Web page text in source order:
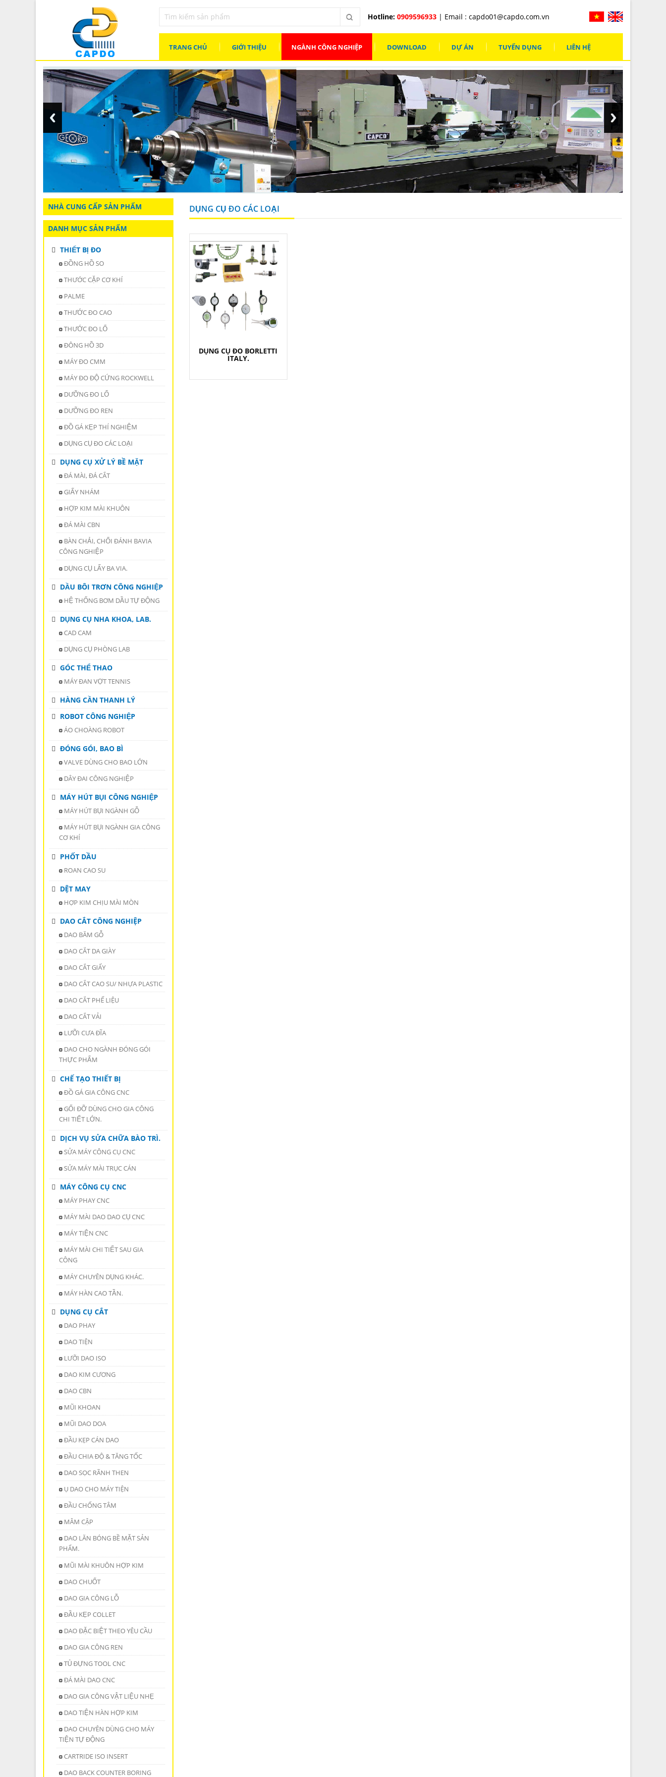
Hotline:0909596933 | Email :capdo01@capdo.com.vn
TRANG CHỦ GIỚI THIỆU NGÀNH CÔNG NGHIỆP DOWNLOAD DỰ ÁN TUYỂN DỤNG LIÊN HỆ
NHÀ CUNG CẤP SẢN PHẨM
DANH MỤC SẢN PHẨM
THIẾT BỊ ĐO
ĐỒNG HỒ SO
THƯỚC CẶP CƠ KHÍ
PALME
THƯỚC ĐO CAO
THƯỚC ĐO LỔ
ĐÔNG HỒ 3D
MÁY ĐO CMM
MÁY ĐO ĐỘ CỨNG ROCKWELL
DƯỠNG ĐO LỔ
DƯỠNG ĐO REN
ĐỒ GÁ KẸP THÍ NGHIỆM
DỤNG CỤ ĐO CÁC LOẠI
DỤNG CỤ XỬ LÝ BỀ MẶT
ĐÁ MÀI, ĐÁ CẮT
GIẤY NHÁM
HỢP KIM MÀI KHUÔN
ĐÁ MÀI CBN
BÀN CHẢI, CHỔI ĐÁNH BAVIA
CÔNG NGHIỆP
DỤNG CỤ LẤY BA VIA.
DẦU BÔI TRƠN CÔNG NGHIỆP
HỆ THỐNG BƠM DẦU TỰ ĐỘNG
DỤNG CỤ NHA KHOA, LAB.
CAD CAM
DỤNG CỤ PHÒNG LAB
GÓC THỂ THAO
MÁY ĐAN VỢT TENNIS
HÀNG CẦN THANH LÝ
ROBOT CÔNG NGHIỆP
ÁO CHOÀNG ROBOT
ĐÓNG GÓI, BAO BÌ
VALVE DÙNG CHO BAO LỚN
DÂY ĐAI CÔNG NGHIỆP
MÁY HÚT BỤI CÔNG NGHIỆP
MÁY HÚT BỤI NGÀNH GỖ
MÁY HÚT BỤI NGÀNH GIA CÔNG
CƠ KHÍ
PHỐT DẦU
ROAN CAO SU
DỆT MAY
HỢP KIM CHỊU MÀI MÒN
DAO CẮT CÔNG NGHIỆP
DAO BĂM GỖ
DAO CẮT DA GIÀY
DAO CẮT GIẤY
DAO CẮT CAO SU/ NHỰA PLASTIC
DAO CẮT PHẾ LIỆU
DAO CẮT VẢI
LƯỠI CƯA ĐĨA
DAO CHO NGÀNH ĐÓNG GÓI
THỰC PHẨM
CHẾ TẠO THIẾT BỊ
ĐỒ GÁ GIA CÔNG CNC
GỐI ĐỠ DÙNG CHO GIA CÔNG
CHI TIẾT LỚN.
DỊCH VỤ SỬA CHỮA BÀO TRÌ.
SỬA MÁY CÔNG CỤ CNC
SỬA MÁY MÀI TRỤC CÁN
MÁY CÔNG CỤ CNC
MÁY PHAY CNC
MÁY MÀI DAO DAO CỤ CNC
MÁY TIỆN CNC
MÁY MÀI CHI TIẾT SAU GIA
CÔNG
MÁY CHUYÊN DỤNG KHÁC.
MÁY HÀN CAO TẦN.
DỤNG CỤ CẮT
DAO PHAY
DAO TIỆN
LƯỠI DAO ISO
DAO KIM CƯƠNG
DAO CBN
MŨI KHOAN
MŨI DAO DOA
ĐẦU KẸP CÁN DAO
ĐẦU CHIA ĐỘ & TĂNG TỐC
DAO SỌC RÃNH THEN
Ụ DAO CHO MÁY TIỆN
ĐẦU CHỐNG TÂM
MÂM CẬP
DAO LĂN BÓNG BỀ MẶT SẢN
PHẨM.
MŨI MÀI KHUÔN HỢP KIM
DAO CHUỐT
DAO GIA CÔNG LỖ
ĐẦU KẸP COLLET
DAO ĐẶC BIỆT THEO YÊU CẦU
DAO GIA CÔNG REN
TỦ ĐỰNG TOOL CNC
ĐÁ MÀI DAO CNC
DAO GIA CÔNG VẬT LIỆU NHẸ
DAO TIỆN HÀN HỢP KIM
DAO CHUYÊN DÙNG CHO MÁY
TIỆN TỰ ĐỘNG
CARTRIDE ISO INSERT
DAO BACK COUNTER BORING
DỤNG CỤ ĐO CÁC LOẠI
DỤNG CỤ ĐO BORLETTI
ITALY.